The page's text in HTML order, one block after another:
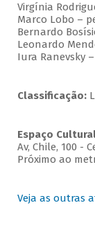
Virgínia
Marco Lobo –
Bernardo
Leonardo
Iura Ranevsky
Classificação:
Espaço
Av, Chile, 100 -
Próximo ao
Veja as outras